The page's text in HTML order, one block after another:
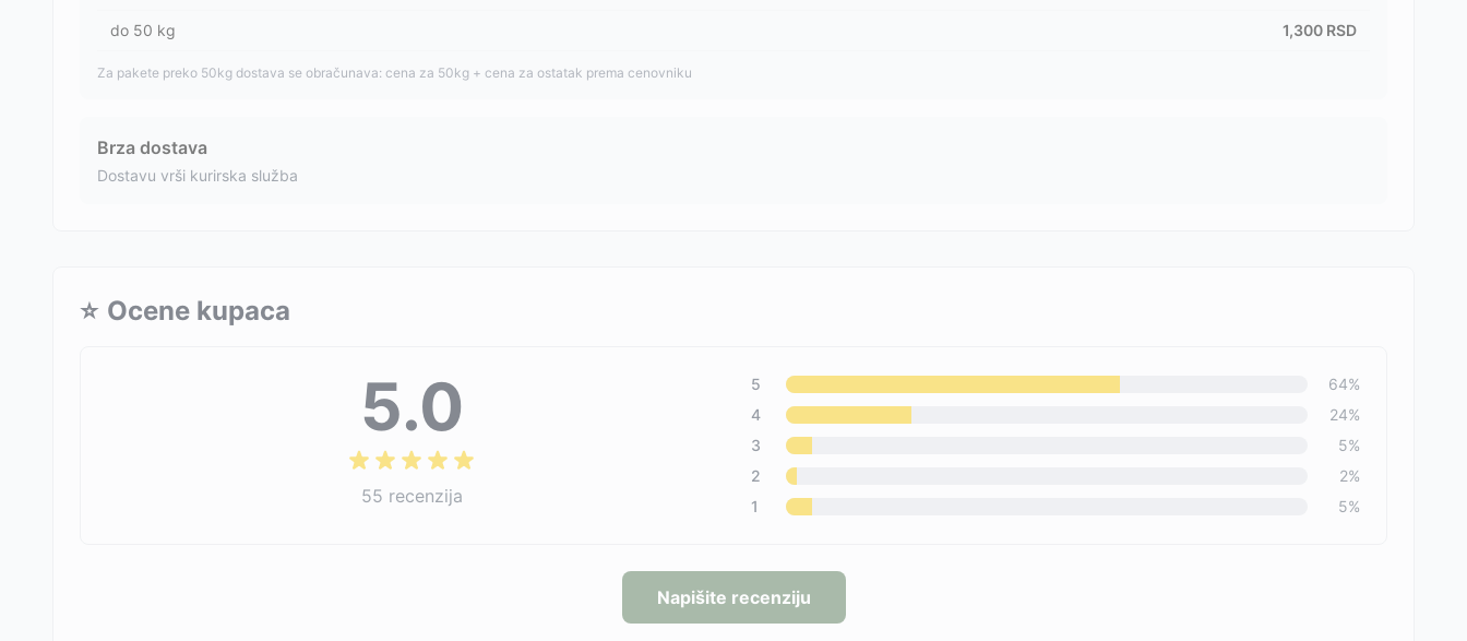
do 50 kg 1,300 RSD
Za pakete preko 50kg dostava se obračunava: cena za 50kg + cena za ostatak prema cenovniku
Brza dostava
Dostavu vrši kurirska služba
⭐ Ocene kupaca
5.0
55 recenzija
5 64%
4
24%
3
5%
2
2%
1
5%
Napišite recenziju